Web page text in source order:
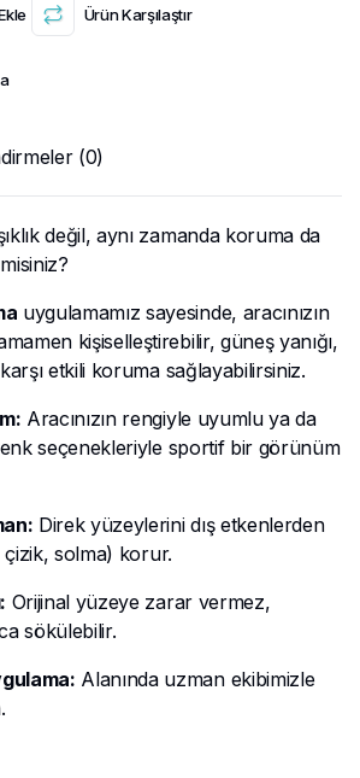
Ürün Karşılaştır
(0)
değil, aynı zamanda koruma da
uygulamamız sayesinde, aracınızın
kişiselleştirebilir, güneş yanığı,
etkili koruma sağlayabilirsiniz.
Aracınızın rengiyle uyumlu ya da
seçenekleriyle sportif bir görünüm
Direk yüzeylerini dış etkenlerden
solma) korur.
Orijinal yüzeye zarar vermez,
sökülebilir.
Alanında uzman ekibimizle